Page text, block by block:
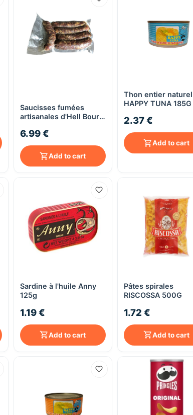
Saucisses fumées
artisanales d'Hell Bourg
sous vide
6.99 €
Add to cart
Quick View
Thon entier naturel
HAPPY TUNA 185G
2.37 €
Add to cart
Quick View
Sardine à l'huile Anny
125g
1.19 €
Add to cart
Quick View
Pâtes spirales
RISCOSSA 500G
1.72 €
Add to cart